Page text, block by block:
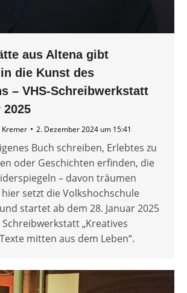
aus Altena gibt
die Kunst des
– VHS-Schreibwerkstatt
2025
Kremer 2. Dezember 2024 um 15:41
Buch schreiben, Erlebtes zu
oder Geschichten erfinden, die
– davon träumen
setzt die Volkshochschule
startet ab dem 28. Januar 2025
„Kreatives
mitten aus dem Leben“.